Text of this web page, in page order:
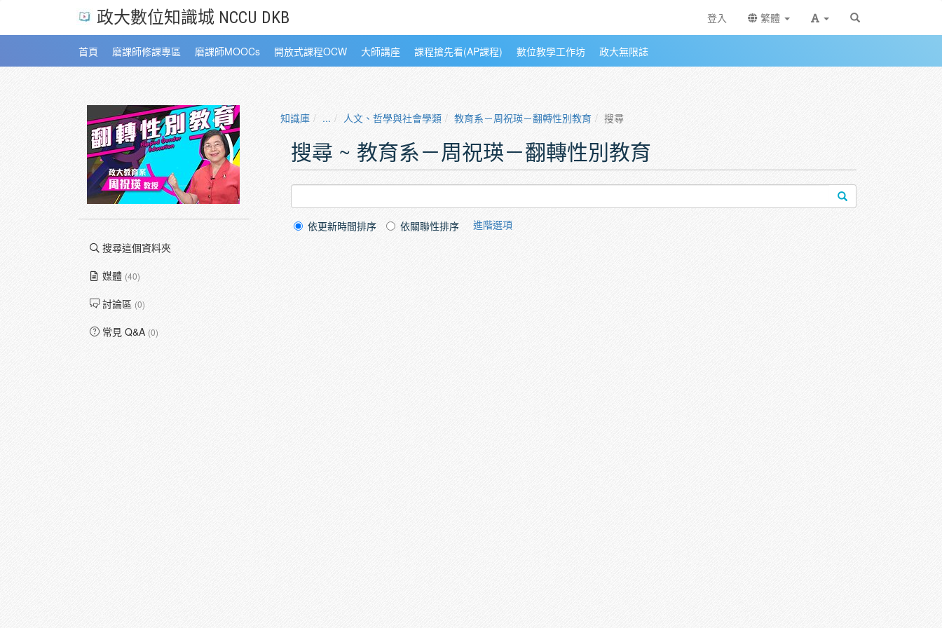
政大數位知識城 NCCU DKB 登入 繁體
首頁 磨課師修課專區 磨課師MOOCs 開放式課程OCW 大師講座 課程搶先看(AP課程) 數位教學工作坊 政大無限誌
搜尋這個資料夾
媒體 (40)
討論區 (0)
常見 Q&A (0)
知識庫 ... 人文、哲學與社會學類 教育系－周祝瑛－翻轉性別教育 搜尋
搜尋 ~ 教育系－周祝瑛－翻轉性別教育
依更新時間排序 依關聯性排序 進階選項